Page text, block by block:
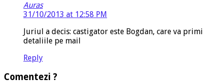
Auras
31/10/2013 at 12:58 PM
Juriul a decis: castigator este Bogdan, care va primi
detaliile pe mail
Reply
Comentezi ?